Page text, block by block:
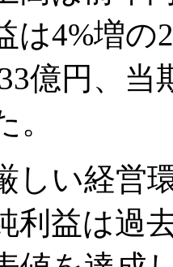
は4%増の
億円、当
。
い経営
利益は過